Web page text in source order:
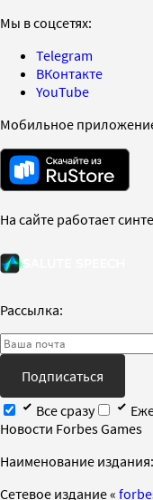
Мы в соцсетях:
Telegram
ВКонтакте
YouTube
Мобильное
На сайте работает
Рассылка:
Подписаться
Все сразу
Новости Forbes Games
Наименование издания:
Cетевое издание «